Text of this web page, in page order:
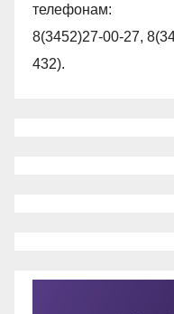
телефонам:
8(3452)27-00-27,
432).